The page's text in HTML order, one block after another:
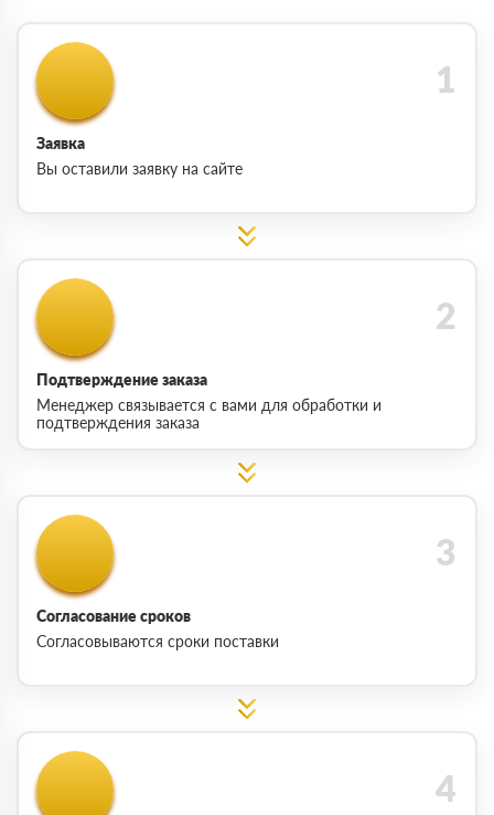
Заявка
Вы оставили заявку на сайте
Подтверждение заказа
Менеджер связывается с вами для обработки и
подтверждения заказа
Согласование сроков
Согласовываются сроки поставки